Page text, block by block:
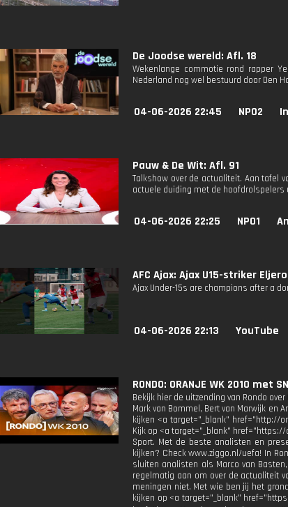
De Joodse wereld: Afl. 18
Wekenlange commotie rond rapper
Nederland nog wel bestuurd door Den
04-06-2026 22:45 NPO2
Pauw & De Wit: Afl. 91
Talkshow over de actualiteit. Aan tafel
actuele duiding met de hoofdrolspelers
04-06-2026 22:25 NPO1
AFC Ajax: Ajax U15-striker
Ajax Under-15s are champions after a
04-06-2026 22:13 YouTube
RONDO: ORANJE WK 2010 met
Bekijk hier de uitzending van Rondo
Mark van Bommel, Bert van Marwijk en
kijken <a target="_blank" href="http://
Kijk op <a target="_blank" href="https://
Sport. Met de beste analisten en
kijken? Check www.ziggo.nl/uefa! In
sluiten analisten als Marco van
regelmatig aan om over de actualiteit
meningen niet. Met wie ben jij het
kijken op <a target="_blank"